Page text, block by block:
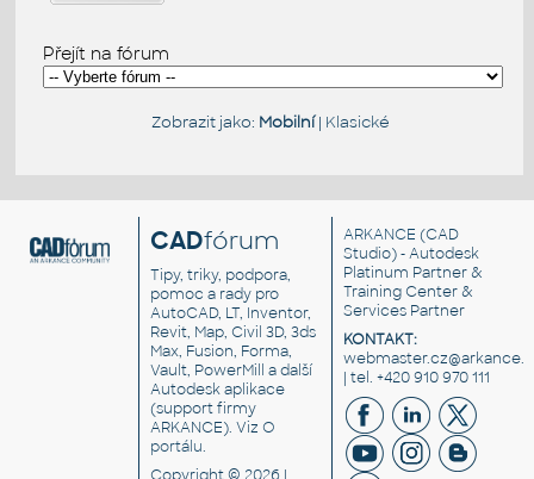
Přejít na fórum
Zobrazit jako: Mobilní| Klasické
CADfórum
Tipy, triky, podpora,
pomoc a rady pro
AutoCAD, LT, Inventor,
Revit, Map, Civil 3D, 3ds
Max, Fusion, Forma,
Vault, PowerMill a další
Autodesk aplikace
(support firmy
ARKANCE). VizO
portálu.
Copyright © 2026 |
ARKANCE (CAD
Studio) - Autodesk
Platinum Partner &
Training Center &
Services Partner
KONTAKT:
| tel. +420 910 970 111